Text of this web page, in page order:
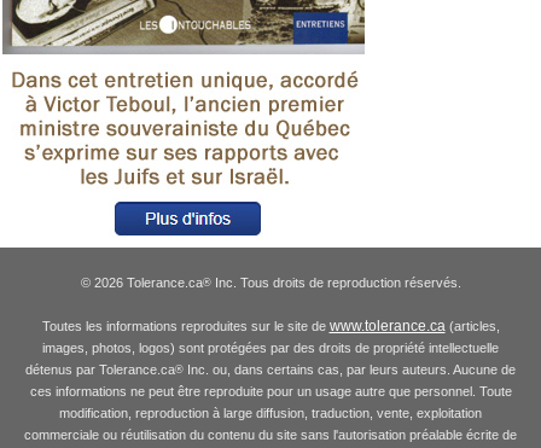
© 2026 Tolerance.ca®Inc. Tous droits de reproduction réservés.
Toutes les informations reproduites sur le site de www.tolerance.ca(articles,
images, photos, logos) sont protégées par des droits de propriété intellectuelle
détenus par Tolerance.ca® Inc. ou, dans certains cas, par leurs auteurs. Aucune de
ces informations ne peut être reproduite pour un usage autre que personnel. Toute
modification, reproduction à large diffusion, traduction, vente, exploitation
commerciale ou réutilisation du contenu du site sans l'autorisation préalable écrite de